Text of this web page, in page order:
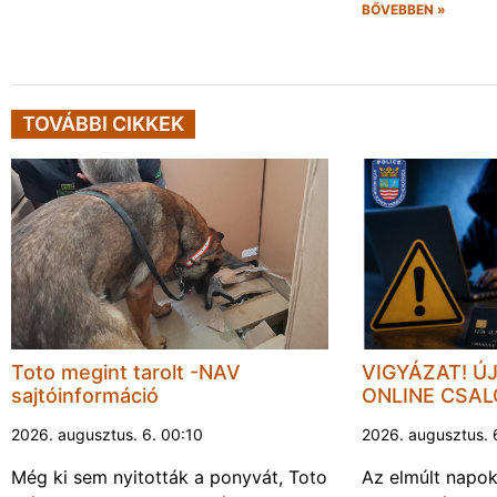
BŐVEBBEN »
TOVÁBBI CIKKEK
Toto megint tarolt -NAV
sajtóinformáció
2026. augusztus. 6. 00:10
Még ki sem nyitották a ponyvát, Toto
VIGYÁZAT!
ONLINE
2026. augusztus.
Az elmúlt